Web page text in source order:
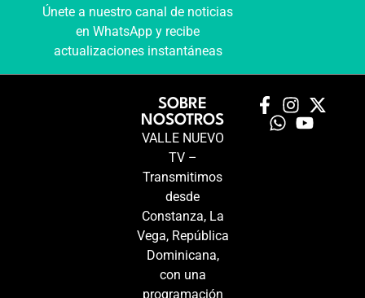
Únete a nuestro canal de noticias
en WhatsApp y recibe
actualizaciones instantáneas
SOBRE
NOSOTROS
VALLE NUEVO
TV –
Transmitimos
desde
Constanza, La
Vega, República
Dominicana,
con una
programación